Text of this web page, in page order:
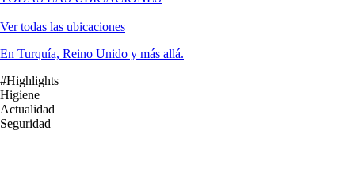
Ver todas las ubicaciones
En Turquía, Reino Unido y más allá.
#Highlights
Higiene
Actualidad
Seguridad